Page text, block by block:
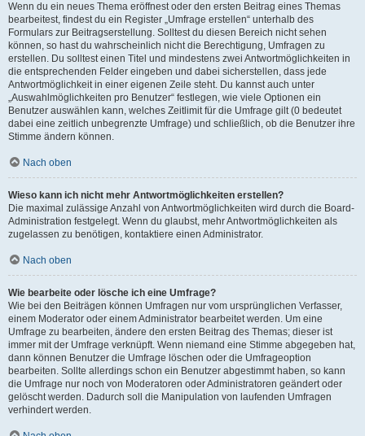
Wenn du ein neues Thema eröffnest oder den ersten Beitrag eines Themas
bearbeitest, findest du ein Register „Umfrage erstellen“ unterhalb des
Formulars zur Beitragserstellung. Solltest du diesen Bereich nicht sehen
können, so hast du wahrscheinlich nicht die Berechtigung, Umfragen zu
erstellen. Du solltest einen Titel und mindestens zwei Antwortmöglichkeiten in
die entsprechenden Felder eingeben und dabei sicherstellen, dass jede
Antwortmöglichkeit in einer eigenen Zeile steht. Du kannst auch unter
„Auswahlmöglichkeiten pro Benutzer“ festlegen, wie viele Optionen ein
Benutzer auswählen kann, welches Zeitlimit für die Umfrage gilt (0 bedeutet
dabei eine zeitlich unbegrenzte Umfrage) und schließlich, ob die Benutzer ihre
Stimme ändern können.
Nach oben
Wieso kann ich nicht mehr Antwortmöglichkeiten erstellen?
Die maximal zulässige Anzahl von Antwortmöglichkeiten wird durch die Board-
Administration festgelegt. Wenn du glaubst, mehr Antwortmöglichkeiten als
zugelassen zu benötigen, kontaktiere einen Administrator.
Nach oben
Wie bearbeite oder lösche ich eine Umfrage?
Wie bei den Beiträgen können Umfragen nur vom ursprünglichen Verfasser,
einem Moderator oder einem Administrator bearbeitet werden. Um eine
Umfrage zu bearbeiten, ändere den ersten Beitrag des Themas; dieser ist
immer mit der Umfrage verknüpft. Wenn niemand eine Stimme abgegeben hat,
dann können Benutzer die Umfrage löschen oder die Umfrageoption
bearbeiten. Sollte allerdings schon ein Benutzer abgestimmt haben, so kann
die Umfrage nur noch von Moderatoren oder Administratoren geändert oder
gelöscht werden. Dadurch soll die Manipulation von laufenden Umfragen
verhindert werden.